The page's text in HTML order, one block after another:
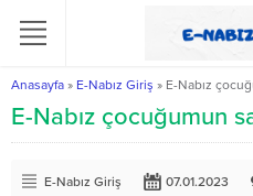
Anasayfa » E-Nabız Giriş » E-Nabız
E-Nabız çocuğumun
E-Nabız Giriş 07.01.2023